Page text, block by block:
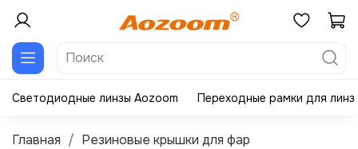
Светодиодные линзы Aozoom Переходные рамки для линз
Главная Резиновые крышки для фар